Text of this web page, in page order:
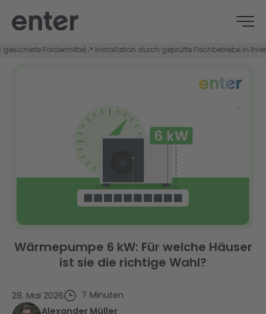
Fördermittel📍 Installation durch geprüfte Fachbetriebe in Ihrer
Wärmepumpe 6 kW: Für welche Häuser
ist sie die richtige Wahl?
28. Mai 2026 7 Minuten
Alexander Müller